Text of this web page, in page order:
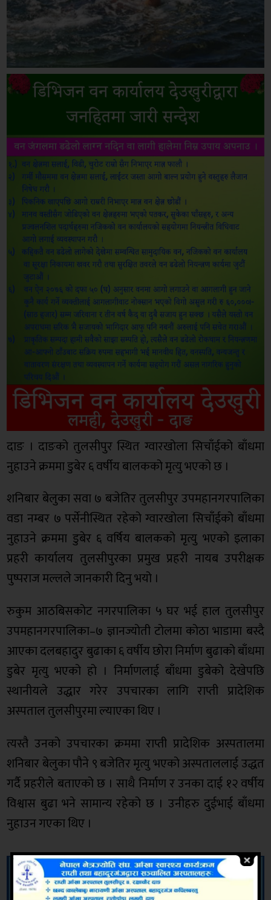
दाङ । दाङको तुलसीपुर स्थित ग्वारखोला सिचाँईको बाँधमा
नुहाउने क्रममा डुबेर ६ वर्षीय बालकको मृत्यु भएको छ ।
शनिबार बेलुका सवा ७ बजेतिर तुलसीपुर उपमहानगरपालिका
वडा नम्बर ७ पर्सेनीस्थित रहेको ग्वारखोला सिचाँईको बाँधमा
नुहाउने क्रममा डुबेर ६ वर्षिय बालकको मृत्यु भएको इलाका
प्रहरी कार्यालय तुलसीपुरका प्रमुख प्रहरी नायब उपरीक्षक
पुष्पराज मल्लले जानकारी दिनु भयो ।
रुकुम आठबिसकोट नगरपालिका ५ घर भई हाल तुलसीपुर
उपमहानगरपालिका–७ ज्ञानज्योती टोलमा कोठा भाडामा बस्दै
आएका दलबहादुर बुढाका ६ वर्षीय छोरा निर्माण बुढाको बाँधमा
डुबेर मृत्यु भएको हो । निर्माणलाई बाँधमा डुबेको देखेपछि
स्थानीयले उद्धार गरेर उपचारका लागि राप्ती प्रादेशिक
अस्पताल तुलसीपुरमा ल्याएका थिए ।
त्यस्तै उनको उपचारका क्रममा राप्ती प्रादेशिक अस्पतालमा
शनिबार बेलुका पौने ९ बजेतिर मृत्यु भएको अस्पताललाई उद्धत
गर्दै प्रहरीले बताएको छ । साथै निर्माण र उनका दाई १२ वर्षीय
विश्वास बुढा भने सामान्य रहेको छ । उनीहरु दुईभाई बाँधमा
नुहाउन गएका थिए ।